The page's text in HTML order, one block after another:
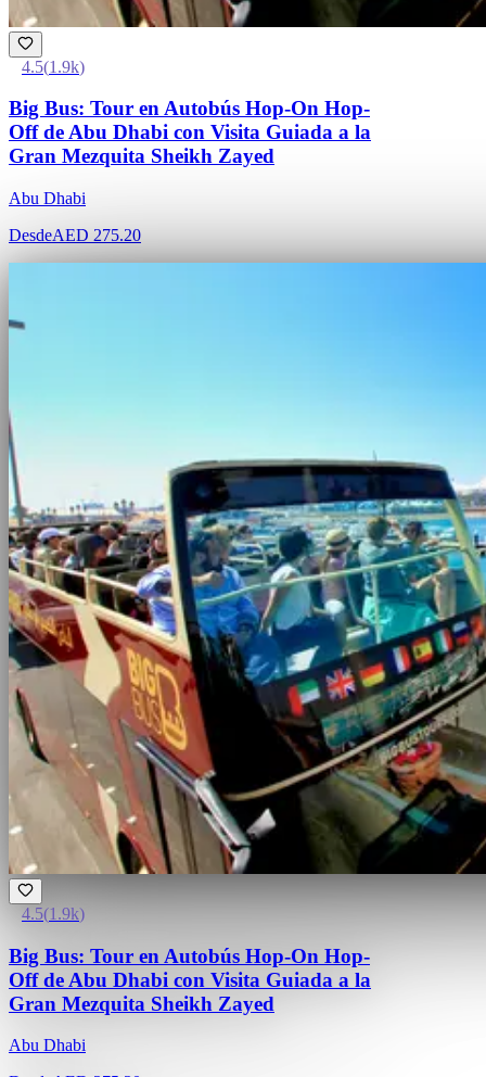
4.5(1.9k)
Big Bus: Tour en Autobús Hop-On Hop-
Off de Abu Dhabi con Visita Guiada a la
Gran Mezquita Sheikh Zayed
Abu Dhabi
DesdeAED 275.20
4.5(1.9k)
Big Bus: Tour en Autobús Hop-On Hop-
Off de Abu Dhabi con Visita Guiada a la
Gran Mezquita Sheikh Zayed
Abu Dhabi